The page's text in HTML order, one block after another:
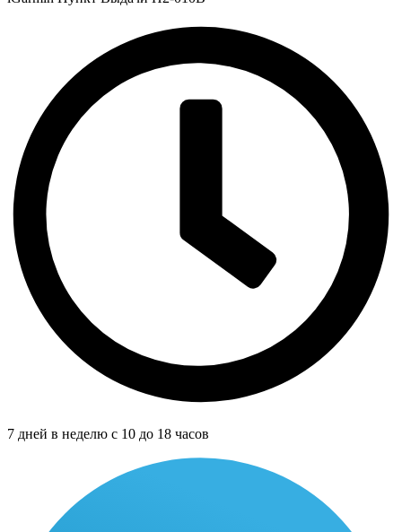
7 дней в неделю с 10 до 18 часов